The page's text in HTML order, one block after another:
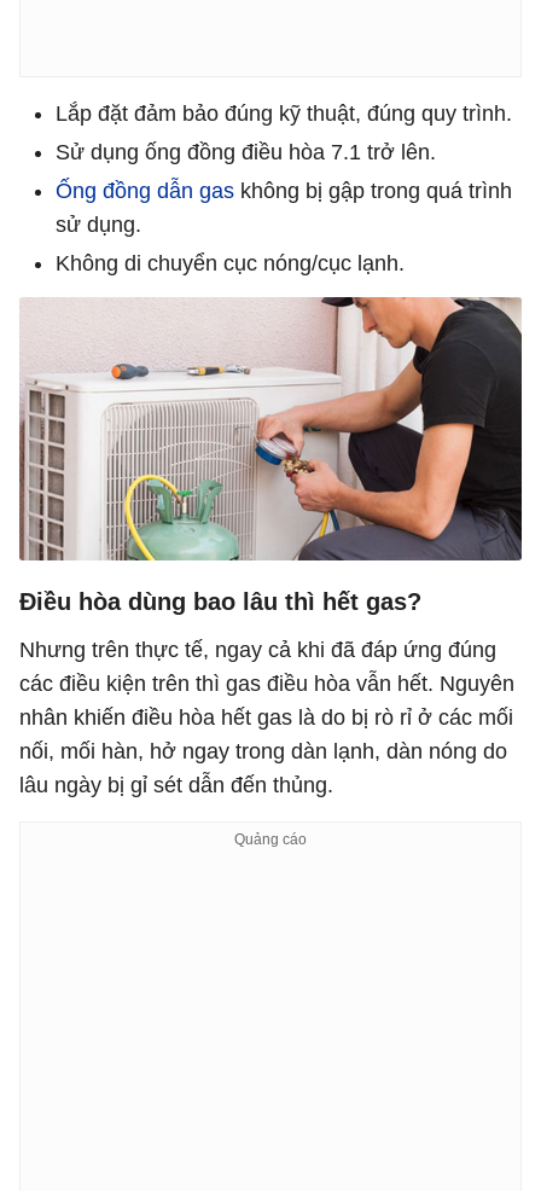
Lắp đặt đảm bảo đúng kỹ thuật, đúng quy trình.
Sử dụng ống đồng điều hòa 7.1 trở lên.
Ống đồng dẫn gas không bị gập trong quá trình
sử dụng.
Không di chuyển cục nóng/cục lạnh.
Điều hòa dùng bao lâu thì hết gas?
Nhưng trên thực tế, ngay cả khi đã đáp ứng đúng
các điều kiện trên thì gas điều hòa vẫn hết. Nguyên
nhân khiến điều hòa hết gas là do bị rò rỉ ở các mối
nối, mối hàn, hở ngay trong dàn lạnh, dàn nóng do
lâu ngày bị gỉ sét dẫn đến thủng.